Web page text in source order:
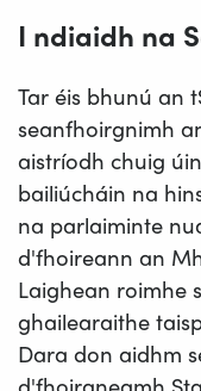
I ndiaidh na
Tar éis bhunú an
seanfhoirgnimh
aistríodh chuig
bailiúcháin na
na parlaiminte
d'fhoireann an
Laighean roimhe
ghailearaithe
Dara don aidhm